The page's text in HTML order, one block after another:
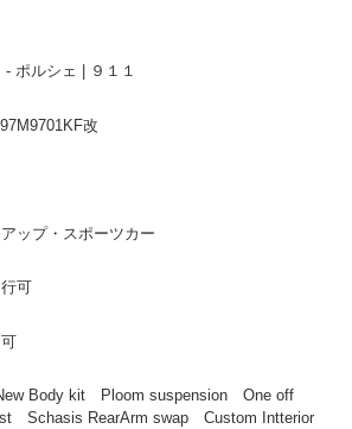
- ポルシェ | ９１１
改
アップ・スポーツカー
可
Body kit Ploom suspension One off
Schasis RearArm swap Custom Intterior